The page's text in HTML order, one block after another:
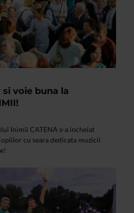
voie buna la
Inimii CATENA s-a incheiat
cu seara dedicata muzicii